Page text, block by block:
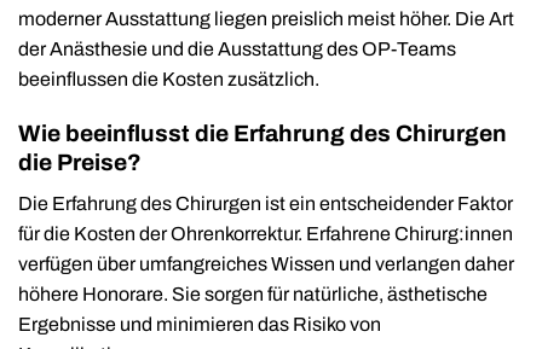
moderner Ausstattung liegen preislich meist höher. Die Art
der Anästhesie und die Ausstattung des OP-Teams
beeinflussen die Kosten zusätzlich.
Wie beeinflusst die Erfahrung des Chirurgen
die Preise?
Die Erfahrung des Chirurgen ist ein entscheidender Faktor
für die Kosten der Ohrenkorrektur. Erfahrene Chirurg:innen
verfügen über umfangreiches Wissen und verlangen daher
höhere Honorare. Sie sorgen für natürliche, ästhetische
Ergebnisse und minimieren das Risiko von